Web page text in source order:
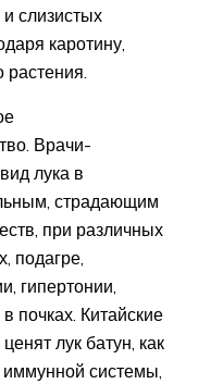
слизистых
каротину,
растения.
Врачи-
лука в
страдающим
при различных
подагре,
гипертонии,
почках. Китайские
лук батун, как
иммунной системы,